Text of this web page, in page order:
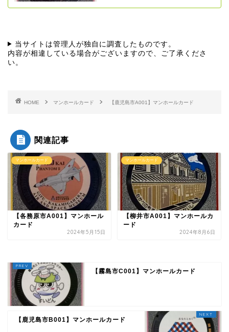
当サイトは管理人が独自に調査したものです。
内容が相違している場合がございますので、ご了承くださ
い。
HOME マンホールカード 【鹿児島市A001】マンホールカード
関連記事
マンホールカード
【各務原市A001】マンホール
カード
2024年5月15日
マンホールカード
【柳井市A001】マンホールカ
ード
2024年8月6日
【霧島市C001】マンホールカード
【鹿児島市B001】マンホールカード